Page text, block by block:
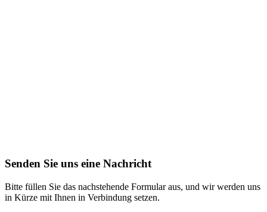
Senden Sie uns eine Nachricht
Bitte füllen Sie das nachstehende Formular aus, und wir werden uns
in Kürze mit Ihnen in Verbindung setzen.